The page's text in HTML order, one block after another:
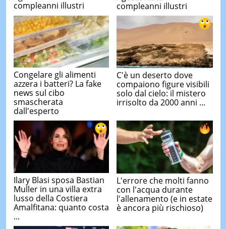
compleanni illustri
compleanni illustri
Congelare gli alimenti
azzera i batteri? La fake
news sul cibo
smascherata
dall'esperto
C'è un deserto dove
compaiono figure visibili
solo dal cielo: il mistero
irrisolto da 2000 anni ...
Ilary Blasi sposa Bastian
Muller in una villa extra
lusso della Costiera
Amalfitana: quanto costa
...
L'errore che molti fanno
con l'acqua durante
l'allenamento (e in estate
è ancora più rischioso)